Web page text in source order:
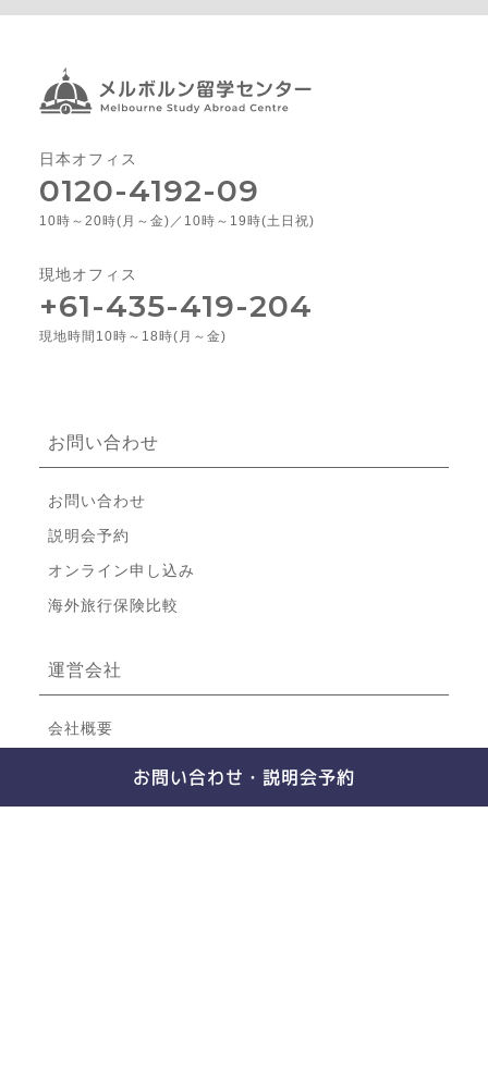
日本オフィス
0120-4192-09
10時～20時(月～金)／10時～19時(土日祝)
現地オフィス
+61-435-419-204
現地時間10時～18時(月～金)
お問い合わせ
お問い合わせ
説明会予約
オンライン申し込み
海外旅行保険比較
運営会社
会社概要
お問い合わせ・説明会予約